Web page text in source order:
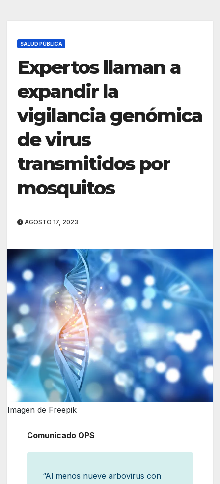
SALUD PÚBLICA
Expertos llaman a
expandir la
vigilancia genómica
de virus
transmitidos por
mosquitos
AGOSTO 17, 2023
Imagen de Freepik
Comunicado OPS
“Al menos nueve arbovirus con